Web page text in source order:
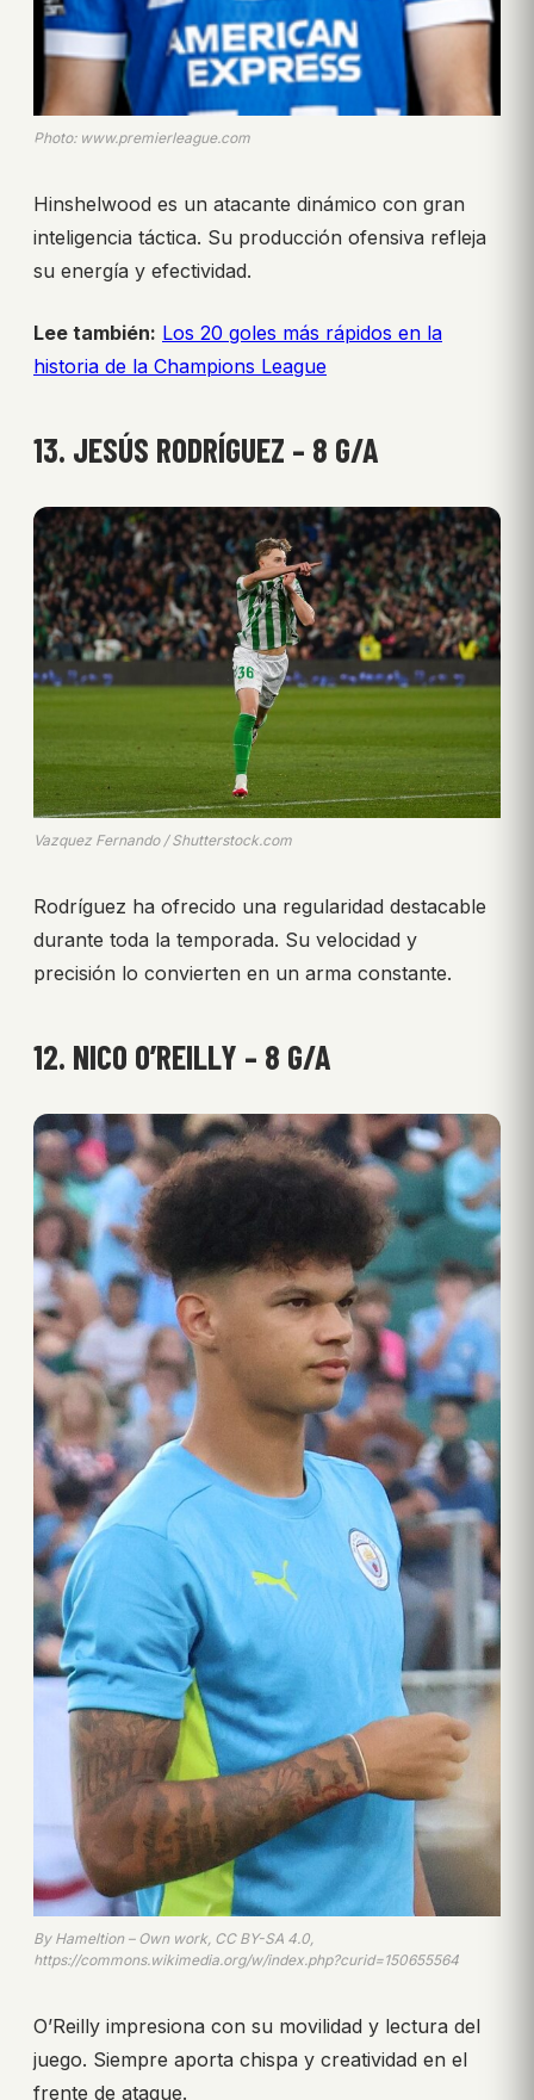
Photo: www.premierleague.com
Hinshelwood es un atacante dinámico con gran
inteligencia táctica. Su producción ofensiva refleja
su energía y efectividad.
Lee también: Los 20 goles más rápidos en la
historia de la Champions League
13. JESÚS RODRÍGUEZ – 8 G/A
Vazquez Fernando / Shutterstock.com
Rodríguez ha ofrecido una regularidad destacable
durante toda la temporada. Su velocidad y
precisión lo convierten en un arma constante.
12. NICO O’REILLY – 8 G/A
By Hameltion – Own work, CC BY-SA 4.0,
https://commons.wikimedia.org/w/index.php?curid=150655564
O’Reilly impresiona con su movilidad y lectura del
juego. Siempre aporta chispa y creatividad en el
frente de ataque.